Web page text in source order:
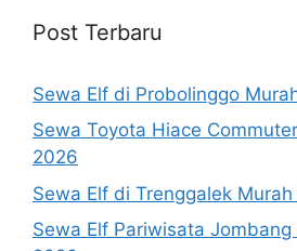
Post Terbaru
Sewa Elf di Probolinggo
Sewa Toyota Hiace
2026
Sewa Elf di Trenggalek
Sewa Elf Pariwisata